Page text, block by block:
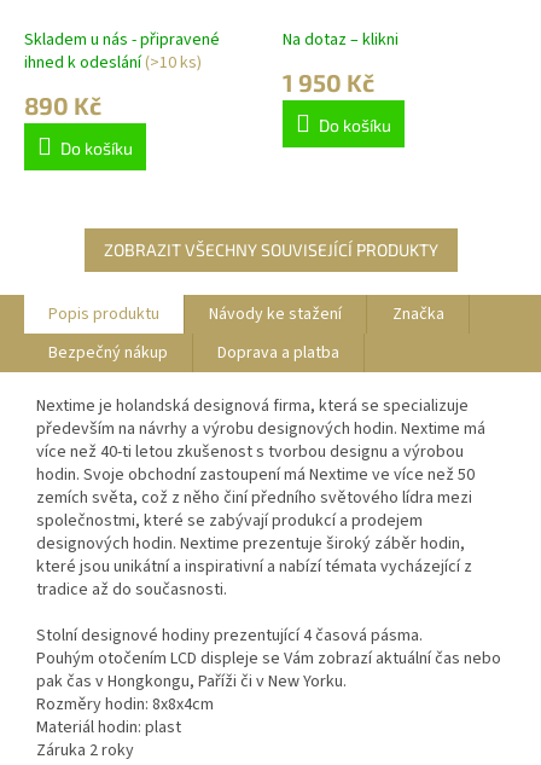
Skladem u nás - připravené
ihned k odeslání(>10 ks)
890 Kč
Do košíku
Na dotaz – klikni
1 950 Kč
Do košíku
ZOBRAZIT VŠECHNY SOUVISEJÍCÍ PRODUKTY
Popis produktu Návody ke stažení
Značka
Bezpečný nákup
Doprava a platba
Nextime je holandská designová firma, která se specializuje
především na návrhy a výrobu designových hodin. Nextime má
více než 40-ti letou zkušenost s tvorbou designu a výrobou
hodin. Svoje obchodní zastoupení má Nextime ve více než 50
zemích světa, což z něho činí předního světového lídra mezi
společnostmi, které se zabývají produkcí a prodejem
designových hodin. Nextime prezentuje široký záběr hodin,
které jsou unikátní a inspirativní a nabízí témata vycházející z
tradice až do současnosti.
Stolní designové hodiny prezentující 4 časová pásma.
Pouhým otočením LCD displeje se Vám zobrazí aktuální čas nebo
pak čas v Hongkongu, Paříži či v New Yorku.
Rozměry hodin: 8x8x4cm
Materiál hodin: plast
Záruka 2 roky